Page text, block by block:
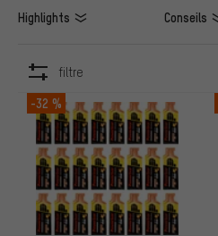
Highlights Conseils
filtre
ARTICLES
-32 %